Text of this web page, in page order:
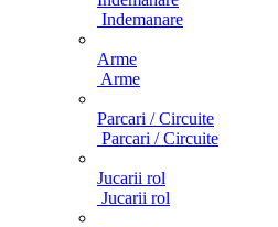
Indemanare
Arme
Arme
Parcari / Circuite
Parcari / Circuite
Jucarii rol
Jucarii rol